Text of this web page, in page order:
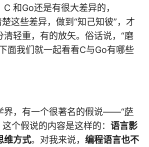
和Go还是有很大差异的，
这些差异，做到“知己知彼”，才
清轻重，有的放矢。俗话说，“磨
面我们就一起看看C与Go有哪些
界，有一个很著名的假说——“萨
这个假说的内容是这样的： 语言影
维方式。对我来说， 编程语言也不